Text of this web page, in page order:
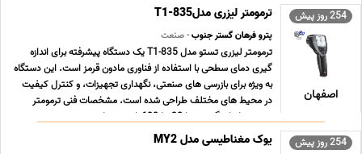
و رابطی که لبه آن کج شده است و دیگر ... ...
254 روز پیش
اصفهان
ترمومتر لیزری مدل835-T1
پترو فرهان گستر جنوب- صنعت
ترمومتر لیزری تستو مدل 835-T1 یک دستگاه پیشرفته برای اندازه
گیری دمای سطحی با استفاده از فناوری مادون قرمز است. این دستگاه
به ویژه برای بازرسی های صنعتی، نگهداری تجهیزات، و کنترل کیفیت
در محیط های مختلف طراحی شده است. مشخصات فنی ترمومتر
محدوده اندازه گیری دما 30 -تا 600 +درجه سان ... ...
254 روز پیش یوک مغناطیسی مدل MY2